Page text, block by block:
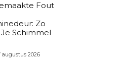
Fout
Zo
Schimmel
augustus 2026